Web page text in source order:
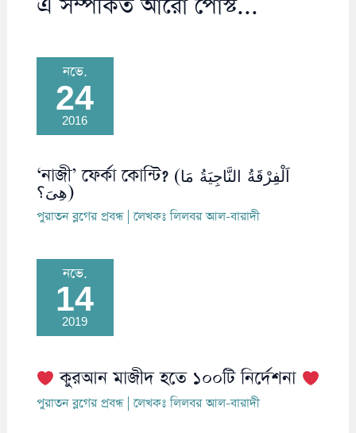
নভে.
24
2016
‘নাজী’ ফের্কা কোন্টি? (اَلْفِرْقَةُ النَّاجِيَةُ مَا
هِىَ؟)
পুরাতন ব্লগের প্রবন্ধ| লেখকঃলিলবর আল-বারাদী
নভে.
14
2019
কুরআন মাজীদ হতে ১০০টি নির্দেশনা
পুরাতন ব্লগের প্রবন্ধ| লেখকঃলিলবর আল-বারাদী